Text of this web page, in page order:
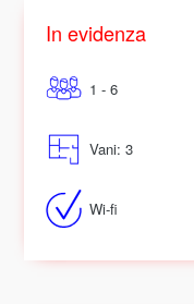
In evidenza
1 - 6
Vani: 3
Wi-fi